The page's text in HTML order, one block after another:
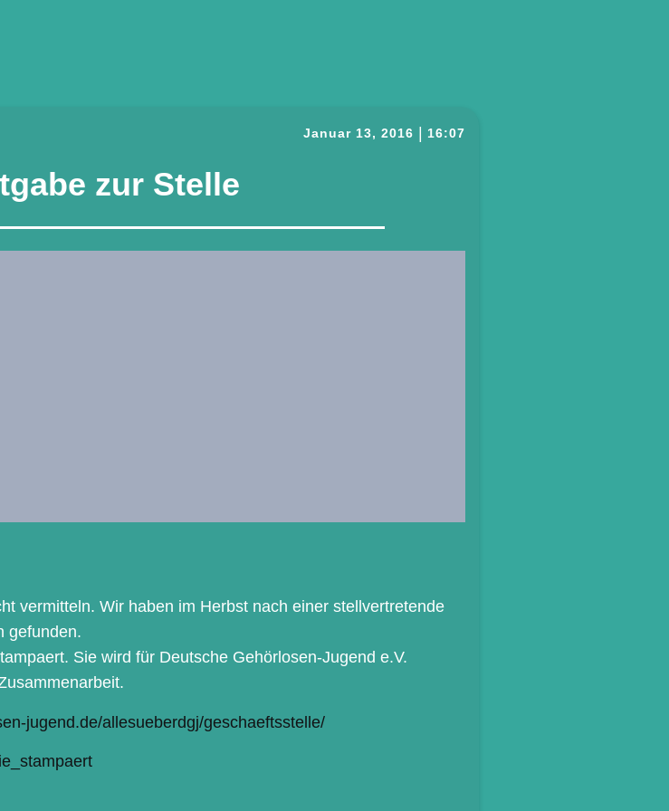
Januar 13, 2016 16:07
zur Stelle
vermitteln. Wir haben im Herbst nach einer stellvertretende
gefunden.
Sie wird für Deutsche Gehörlosen-Jugend e.V.
jugend.de/allesueberdgj/geschaeftsstelle/